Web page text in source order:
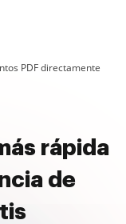
PDF directamente
rápida
de